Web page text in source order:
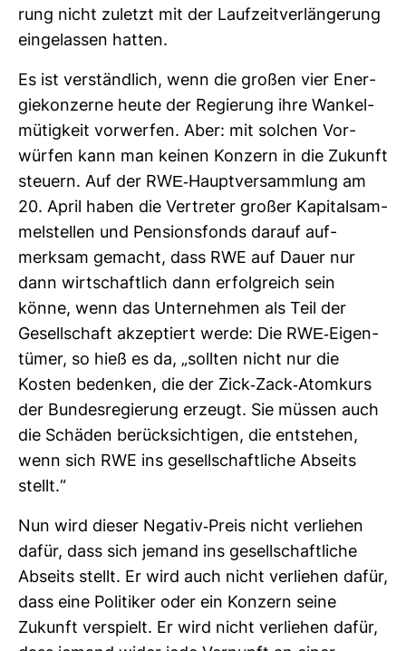
rung nicht zuletzt mit der Lauf­zeit­ver­län­ge­rung
ein­ge­lassen hatten.
Es ist ver­ständ­lich, wenn die großen vier Ener­
gie­kon­zerne heute der Regie­rung ihre Wan­kel­
mü­tig­keit vor­werfen. Aber: mit sol­chen Vor­
würfen kann man keinen Kon­zern in die Zukunft
steuern. Auf der RWE-​Haupt­ver­samm­lung am
20. April haben die Ver­treter großer Kapi­tal­sam­
mel­stellen und Pen­si­ons­fonds darauf auf­
merksam gemacht, dass RWE auf Dauer nur
dann wirt­schaft­lich dann erfolg­reich sein
könne, wenn das Unter­nehmen als Teil der
Gesell­schaft akzep­tiert werde: Die RWE-​Eigen­
tümer, so hieß es da, „sollten nicht nur die
Kosten bedenken, die der Zick-​Zack-​Atom­kurs
der Bun­des­re­gie­rung erzeugt. Sie müssen auch
die Schäden berück­sich­tigen, die ent­stehen,
wenn sich RWE ins gesell­schaft­liche Abseits
stellt.“
Nun wird dieser Negativ-​Preis nicht ver­liehen
dafür, dass sich jemand ins gesell­schaft­liche
Abseits stellt. Er wird auch nicht ver­liehen dafür,
dass eine Poli­tiker oder ein Kon­zern seine
Zukunft ver­spielt. Er wird nicht ver­liehen dafür,